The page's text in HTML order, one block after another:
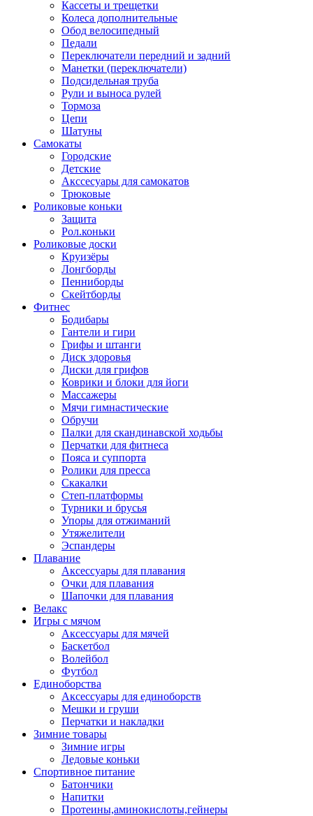
Кассеты и трещетки
Колеса дополнительные
Обод велосипедный
Педали
Переключатели передний и задний
Манетки (переключатели)
Подсидельная труба
Рули и выноса рулей
Тормоза
Цепи
Шатуны
Самокаты
Городские
Детские
Акссесуары для самокатов
Трюковые
Роликовые коньки
Защита
Рол.коньки
Роликовые доски
Круизёры
Лонгборды
Пенниборды
Скейтборды
Фитнес
Бодибары
Гантели и гири
Грифы и штанги
Диск здоровья
Диски для грифов
Коврики и блоки для йоги
Массажеры
Мячи гимнастические
Обручи
Палки для скандинавской ходьбы
Перчатки для фитнеса
Пояса и суппорта
Ролики для пресса
Скакалки
Степ-платформы
Турники и брусья
Упоры для отжиманий
Утяжелители
Эспандеры
Плавание
Аксессуары для плавания
Очки для плавания
Шапочки для плавания
Велакс
Игры с мячом
Аксессуары для мячей
Баскетбол
Волейбол
Футбол
Единоборства
Аксессуары для единоборств
Мешки и груши
Перчатки и накладки
Зимние товары
Зимние игры
Ледовые коньки
Спортивное питание
Батончики
Напитки
Протеины,аминокислоты,гейнеры